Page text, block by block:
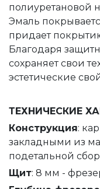
полиуретановой
Эмаль
придает
Благодаря
сохраняет свои
эстетические
ТЕХНИЧЕСКИЕ
Конструкция:
закладными из
подетальной
Щит: 8 мм -